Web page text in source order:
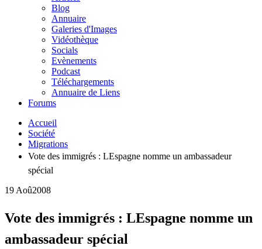
Blog
Annuaire
Galeries d'Images
Vidéothèque
Socials
Evènements
Podcast
Téléchargements
Annuaire de Liens
Forums
Accueil
Société
Migrations
Vote des immigrés : LEspagne nomme un ambassadeur
spécial
19 Aoû2008
Vote des immigrés : LEspagne nomme un
ambassadeur spécial